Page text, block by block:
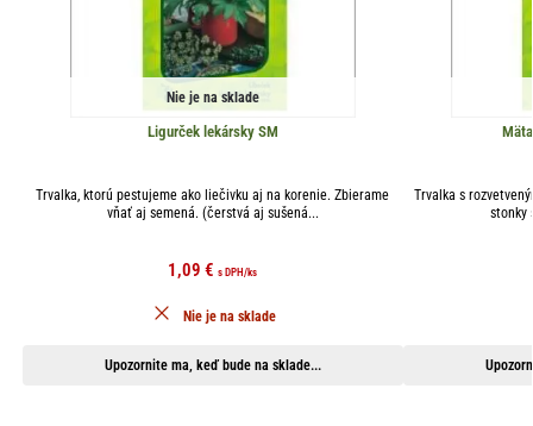
Nie je na sklade
Ligurček lekársky SM
Trvalka, ktorú pestujeme ako liečivku aj na korenie. Zbierame
vňať aj semená. (čerstvá aj sušená...
1,09€ s DPH/ks
Upozornite ma, keď bude na sklade...
Nie je na sklade
Trvalka s
stonky